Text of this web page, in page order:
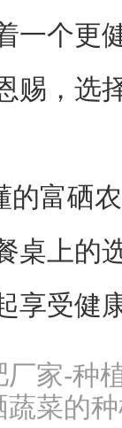
一个更
赐，选
富硒农
桌上的
享受健
厂家-种
蔬菜的